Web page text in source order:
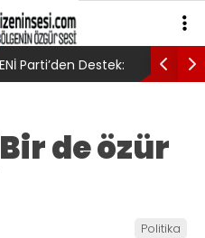
gelen Çerçeve
yeni bir başlangıç için
olmuştur”
de özür
Politika